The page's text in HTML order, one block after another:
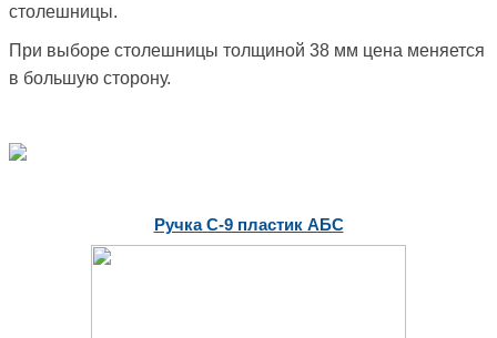
столешницы.
При выборе столешницы толщиной 38 мм цена меняется
в большую сторону.
Ручка С-9 пластик АБС